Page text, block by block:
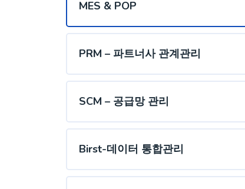
MES & POP
PRM – 파트너사 관계관리
SCM – 공급망 관리
Birst-데이터 통합관리